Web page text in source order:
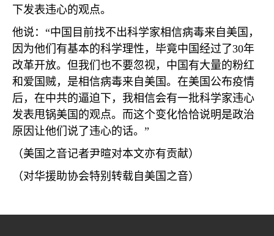
下发表违心的观点。
他说：“中国目前找不出科学家相信病毒来自美国，
因为他们有基本的科学理性，毕竟中国经过了30年
改革开放。但我们也不要忽视，中国有大量的粉红
和爱国贼，是相信病毒来自美国。在美国公布疫情
后，在中共的逼迫下，我相信会有一批科学家违心
发表甩锅美国的观点。而这个变化恰恰说明是政治
原因让他们说了违心的话。”
（美国之音记者尹暄对本文亦有贡献）
（对华援助协会特别转载自美国之音）